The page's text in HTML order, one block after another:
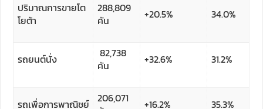
ปริมาณการขายโต
โยต้า
288,809
คัน
+20.5% 34.0%
รถยนต์นั่ง
82,738
คัน
+32.6% 31.2%
รถเพื่อการพาณิชย์ 206,071
+16.2% 35.3%